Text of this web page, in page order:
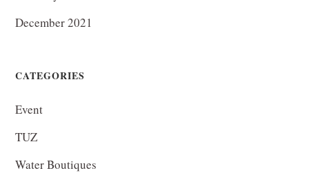
December 2021
CATEGORIES
Event
TUZ
Water Boutiques